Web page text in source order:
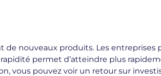
de nouveaux produits. Les entreprises
permet d’atteindre plus
vous pouvez voir un retour sur